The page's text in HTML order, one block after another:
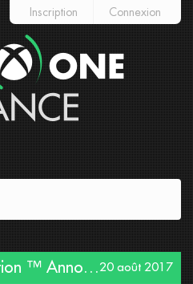
Inscription Connexion
20 août 2017
Trailer